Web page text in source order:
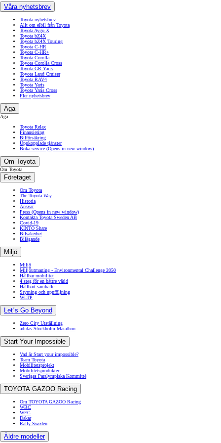
Våra nyhetsbrev
Toyota nyhetsbrev
Allt om elbil från Toyota
Toyota Aygo X
Toyota bZ4X
Toyota bZ4X Touring
Toyota C-HR
Toyota C-HR+
Toyota Corolla
Toyota Corolla Cross
Toyota GR Yaris
Toyota Land Cruiser
Toyota RAV4
Toyota Yaris
Toyota Yaris Cross
Fler nyhetsbrev
Äga
Äga
Toyota Relax
Finansiering
Bilförsäkring
Uppkopplade tjänster
Boka service (Opens in new window)
Om Toyota
Om Toyota
Företaget
Om Toyota
The Toyota Way
Historia
Ansvar
Press (Opens in new window)
Kontakta Toyota Sweden AB
Covid-19
KINTO Share
Bilsäkerhet
Bilägande
Miljö
Miljö
Miljöutmaning - Environmental Challenge 2050
Hållbar mobilitet
4 steg för en bättre värld
Hållbart samhälle
Styrning och uppföljning
WLTP
Let´s Go Beyond
Zero City Utställning
adidas Stockholm Marathon
Start Your Impossible
Vad är Start your impossible?
Team Toyota
Mobilitetsprojekt
Mobilitetsprodukter
Sveriges Paralympiska Kommitté
TOYOTA GAZOO Racing
Om TOYOTA GAZOO Racing
WRC
WEC
Dakar
Rally Sweden
Äldre modeller